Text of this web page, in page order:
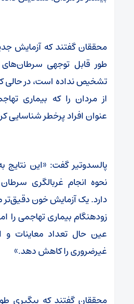
محققان گفتند که آزمایش
طور قابل توجهی
تشخیص نداده است، در حالی
از مردان را که بیماری
عنوان افراد پرخطر شناسایی
پالسدوتیر گفت: «این نتایج
نحوه انجام غربالگری
دارد. یک آزمایش خون
زودهنگام بیماری تهاجمی را
عین حال تعداد معاینات و
غیرضروری را کاهش دهد.»
محققان گفتند که پیگیری